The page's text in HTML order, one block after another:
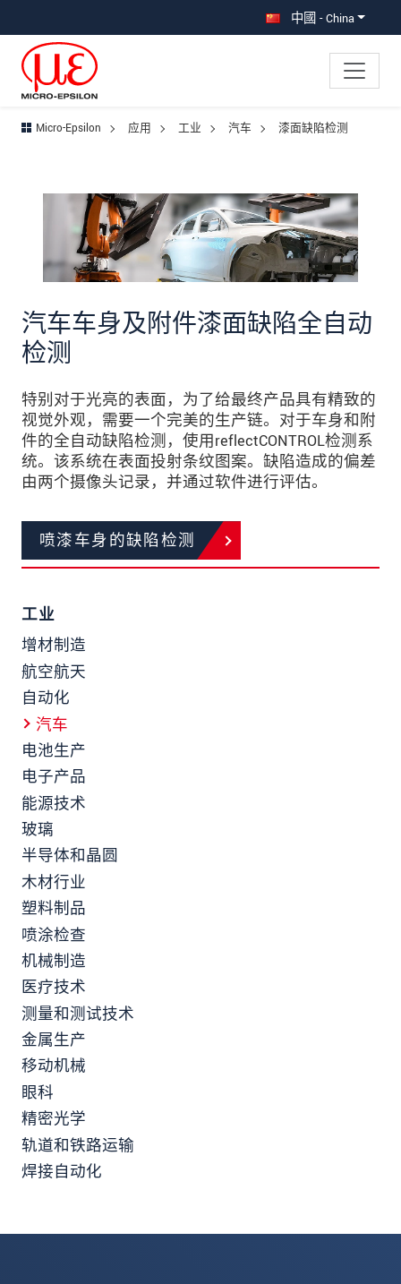
中國 - China
Micro-Epsilon 应用 工业 汽车 漆面缺陷检测
汽车车身及附件漆面缺陷全自动
检测
特别对于光亮的表面，为了给最终产品具有精致的
视觉外观，需要一个完美的生产链。对于车身和附
件的全自动缺陷检测，使用reflectCONTROL检测系
统。该系统在表面投射条纹图案。缺陷造成的偏差
由两个摄像头记录，并通过软件进行评估。
喷漆车身的缺陷检测
工业
增材制造
航空航天
自动化
汽车
电池生产
电子产品
能源技术
玻璃
半导体和晶圆
木材行业
塑料制品
喷涂检查
机械制造
医疗技术
测量和测试技术
金属生产
移动机械
眼科
精密光学
轨道和铁路运输
焊接自动化